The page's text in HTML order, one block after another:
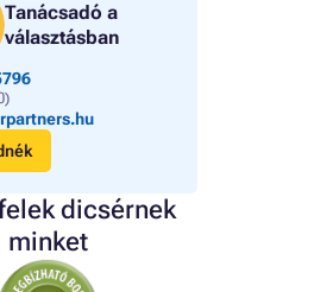
Tanácsadó a
választásban
dicsérnek
minket